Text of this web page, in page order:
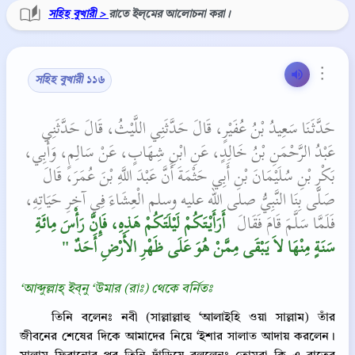
সহিহ বুখারী > রাতে ইল্‌মের আলোচনা করা।
⋮
সহিহ বুখারী ১১৬
حَدَّثَنَا سَعِيدُ بْنُ عُفَيْرٍ، قَالَ حَدَّثَنِي اللَّيْثُ، قَالَ حَدَّثَنِي
عَبْدُ الرَّحْمَنِ بْنُ خَالِدٍ، عَنِ ابْنِ شِهَابٍ، عَنْ سَالِمٍ، وَأَبِي،
بَكْرِ بْنِ سُلَيْمَانَ بْنِ أَبِي حَثْمَةَ أَنَّ عَبْدَ اللَّهِ بْنَ عُمَرَ، قَالَ
صَلَّى بِنَا النَّبِيُّ صلى الله عليه وسلم الْعِشَاءَ فِي آخِرِ حَيَاتِهِ،
فَلَمَّا سَلَّمَ قَامَ فَقَالَ ‏
‏ أَرَأَيْتَكُمْ لَيْلَتَكُمْ هَذِهِ، فَإِنَّ رَأْسَ مِائَةِ
سَنَةٍ مِنْهَا لاَ يَبْقَى مِمَّنْ هُوَ عَلَى ظَهْرِ الأَرْضِ أَحَدٌ ‏"
‘আব্দুল্লাহ্‌ ইব্‌নু ‘উমার (রাঃ) থেকে বর্নিতঃ
তিনি বলেনঃ নবী (সাল্লাল্লাহু ‘আলাইহি ওয়া সাল্লাম) তাঁর
জীবনের শেষের দিকে আমাদের নিয়ে ‘ইশার সালাত আদায় করলেন।